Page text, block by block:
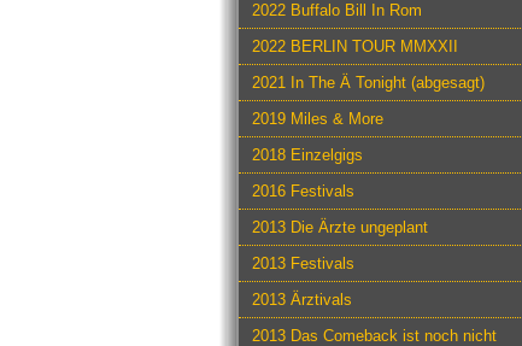
2022 Buffalo Bill In Rom
2022 BERLIN TOUR MMXXII
2021 In The Ä Tonight (abgesagt)
2019 Miles & More
2018 Einzelgigs
2016 Festivals
2013 Die Ärzte ungeplant
2013 Festivals
2013 Ärztivals
2013 Das Comeback ist noch nicht